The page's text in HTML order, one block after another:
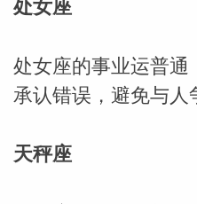
处女座
处女座的事业运普通
承认错误，避免与人
天秤座